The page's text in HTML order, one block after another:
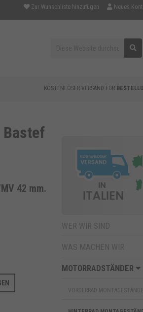
Zur Wunschliste hinzufügen Neues
KOSTENLOSER VERSAND FÜR
Bastef
42 mm.
WER WIR SIND
WAS MACHEN WIR
MOTORRADSTÄNDER
VORDERRAD